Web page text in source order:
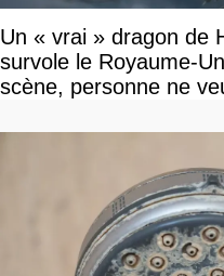
Un « vrai » dragon de
survole le Royaume-
scène, personne ne